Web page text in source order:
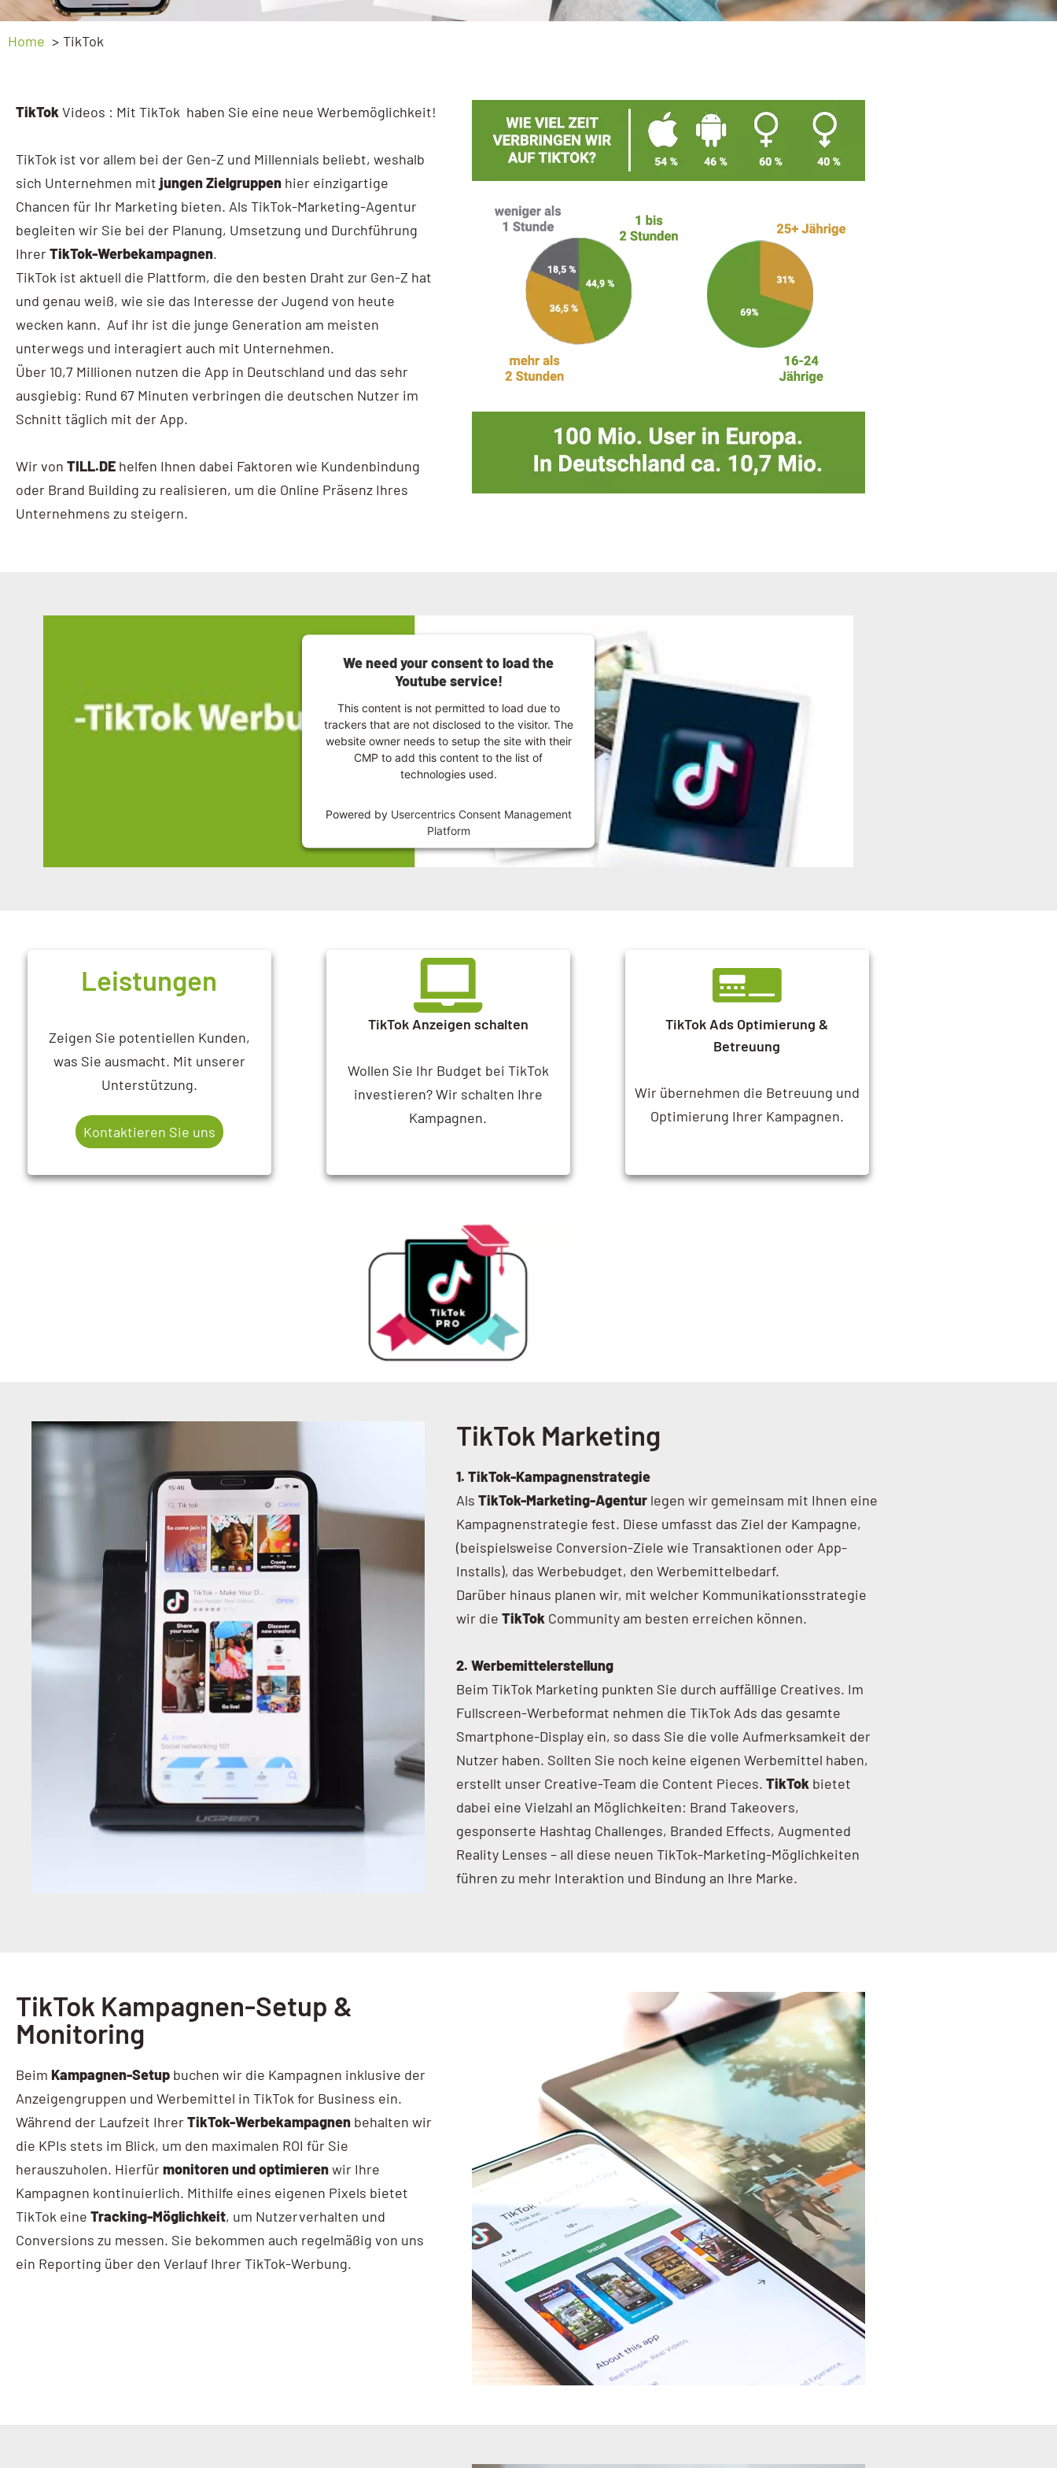
Ads Basic
Google Analytics
GA4 Kompakt
GA4 Basic
GA4 Advanced
Google Tag Manager
Tag Manager
AI / KI Wissen
Google Data Studio
Sichtbarkeitsanalyse
Home TikTok
TikTok Videos : Mit TikTok haben Sie eine neue Werbemöglichkeit!
TikTok ist vor allem bei der Gen-Z und Millennials beliebt, weshalb
sich Unternehmen mit jungen Zielgruppen hier einzigartige
Chancen für Ihr Marketing bieten. Als TikTok-Marketing-Agentur
begleiten wir Sie bei der Planung, Umsetzung und Durchführung
IhrerTikTok-Werbekampagnen.
TikTok ist aktuell die Plattform, die den besten Draht zur Gen-Z hat
und genau weiß, wie sie das Interesse der Jugend von heute
wecken kann. Auf ihr ist die junge Generation am meisten
unterwegs und interagiert auch mit Unternehmen.
Über 10,7 Millionen nutzen die App in Deutschland und das sehr
ausgiebig: Rund 67 Minuten verbringen die deutschen Nutzer im
Schnitt täglich mit der App.
Wir von TILL.DE helfen Ihnen dabei Faktoren wie Kundenbindung
oder Brand Building zu realisieren, um die Online Präsenz Ihres
Unternehmens zu steigern.
We need your consent to load the
Youtube service!
This content is not permitted to load due to
trackers that are not disclosed to the visitor. The
website owner needs to setup the site with their
CMP to add this content to the list of
technologies used.
Powered by Usercentrics Consent Management
Platform
Leistungen
Zeigen Sie potentiellen Kunden,
was Sie ausmacht. Mit unserer
Unterstützung.
Kontaktieren Sie uns
TikTok Anzeigen schalten
Wollen Sie Ihr Budget bei TikTok
investieren? Wir schalten Ihre
Kampagnen.
TikTok Ads Optimierung &
Betreuung
Wir übernehmen die Betreuung und
Optimierung Ihrer Kampagnen.
TikTok Marketing
1. TikTok-Kampagnenstrategie
Als TikTok-Marketing-Agentur legen wir gemeinsam mit Ihnen eine
Kampagnenstrategie fest. Diese umfasst das Ziel der Kampagne,
(beispielsweise Conversion-Ziele wie Transaktionen oder App-
Installs), das Werbebudget, den Werbemittelbedarf.
Darüber hinaus planen wir, mit welcher Kommunikationsstrategie
wir die TikTok Community am besten erreichen können.
2. Werbemittelerstellung
Beim TikTok Marketing punkten Sie durch auffällige Creatives. Im
Fullscreen-Werbeformat nehmen die TikTok Ads das gesamte
Smartphone-Display ein, so dass Sie die volle Aufmerksamkeit der
Nutzer haben. Sollten Sie noch keine eigenen Werbemittel haben,
erstellt unser Creative-Team die Content Pieces. TikTok bietet
dabei eine Vielzahl an Möglichkeiten: Brand Takeovers,
gesponserte Hashtag Challenges, Branded Effects, Augmented
Reality Lenses – all diese neuen TikTok-Marketing-Möglichkeiten
führen zu mehr Interaktion und Bindung an Ihre Marke.
TikTok Kampagnen-Setup &
Monitoring
Beim Kampagnen-Setup buchen wir die Kampagnen inklusive der
Anzeigengruppen und Werbemittel in TikTok for Business ein.
Während der Laufzeit IhrerTikTok-Werbekampagnen behalten wir
die KPIs stets im Blick, um den maximalen ROI für Sie
herauszuholen. Hierfürmonitoren und optimierenwir Ihre
Kampagnen kontinuierlich. Mithilfe eines eigenen Pixels bietet
TikTok eine Tracking-Möglichkeit, um Nutzerverhalten und
Conversions zu messen. Sie bekommen auch regelmäßig von uns
ein Reporting über den Verlauf Ihrer TikTok-Werbung.